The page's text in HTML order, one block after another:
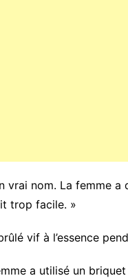
vrai nom. La femme
trop facile. »
vif à l’essence
a utilisé un briquet